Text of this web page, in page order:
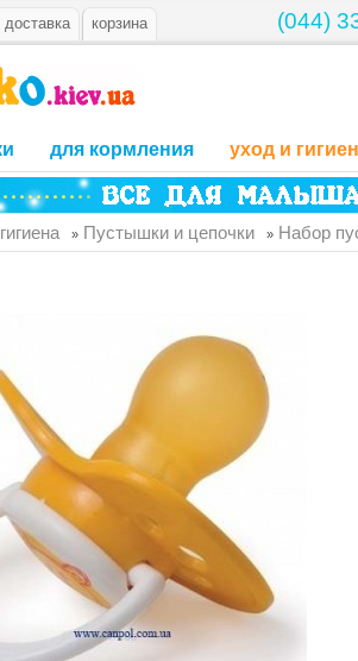
(044)
корзина
для кормления уход и
» Пустышки и цепочки » Набор